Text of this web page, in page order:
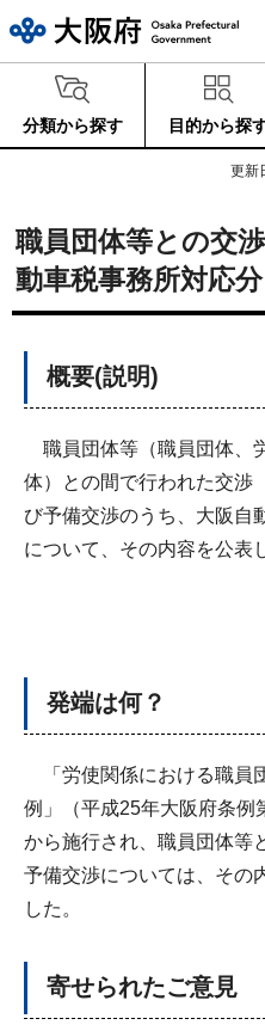
分類から探す 目的から探
更新
職員団体等との交
動車税事務所対応分
概要(説明)
職員団体等（職員団体、
体）との間で行われた交渉
び予備交渉のうち、大阪自
について、その内容を公表
発端は何？
「労使関係における職員
例」（平成25年大阪府条例
から施行され、職員団体等
予備交渉については、その
した。
寄せられたご意見